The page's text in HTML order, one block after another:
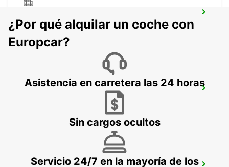
LANGEN - GERMANY
BAD KREUZNACH PLANIG
BAD KREUZNACH - GERMANY
¿Por qué alquilar un coche con
Europcar?
Asistencia en carretera las 24 horas
Sin cargos ocultos
Servicio 24/7 en la mayoría de los